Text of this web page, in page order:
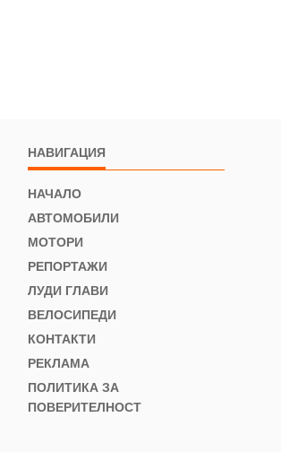
НАВИГАЦИЯ
НАЧАЛО
АВТОМОБИЛИ
МОТОРИ
РЕПОРТАЖИ
ЛУДИ ГЛАВИ
ВЕЛОСИПЕДИ
КОНТАКТИ
РЕКЛАМА
ПОЛИТИКА ЗА
ПОВЕРИТЕЛНОСТ